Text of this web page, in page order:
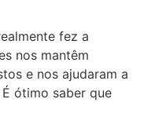
fez a
nos mantêm
e nos ajudaram a
ótimo saber que